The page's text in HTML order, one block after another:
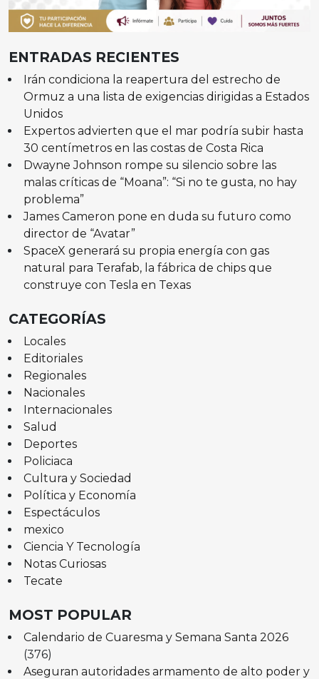
ENTRADAS RECIENTES
Irán condiciona la reapertura del estrecho de
Ormuz a una lista de exigencias dirigidas a Estados
Unidos
Expertos advierten que el mar podría subir hasta
30 centímetros en las costas de Costa Rica
Dwayne Johnson rompe su silencio sobre las
malas críticas de “Moana”: “Si no te gusta, no hay
problema”
James Cameron pone en duda su futuro como
director de “Avatar”
SpaceX generará su propia energía con gas
natural para Terafab, la fábrica de chips que
construye con Tesla en Texas
CATEGORÍAS
Locales
Editoriales
Regionales
Nacionales
Internacionales
Salud
Deportes
Policiaca
Cultura y Sociedad
Política y Economía
Espectáculos
mexico
Ciencia Y Tecnología
Notas Curiosas
Tecate
MOST POPULAR
Calendario de Cuaresma y Semana Santa 2026
(376)
Aseguran autoridades armamento de alto poder y